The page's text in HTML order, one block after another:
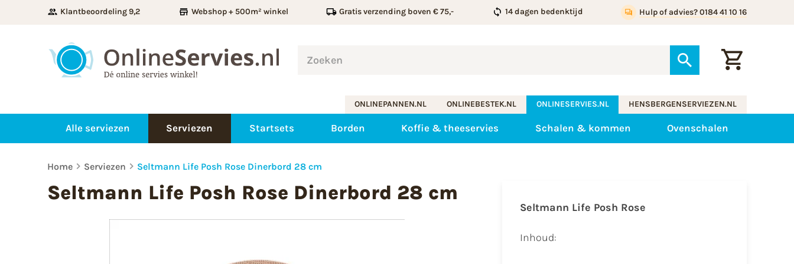
Klantbeoordeling 9,2 Webshop + 500m² winkel Gratis verzending boven € 75,- 14 dagen bedenktijd Hulp of advies? 0184 41 10 16
ONLINEPANNEN.NL ONLINEBESTEK.NL ONLINESERVIES.NL HENSBERGENSERVIEZEN.NL
Alle serviezen Serviezen Startsets Borden Koffie & theeservies Schalen & kommen Ovenschalen
Home Serviezen Seltmann Life Posh Rose Dinerbord 28 cm
Seltmann Life Posh Rose Dinerbord 28 cm
Seltmann Life Posh Rose
Inhoud: